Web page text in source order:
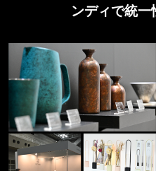
ンディで統一